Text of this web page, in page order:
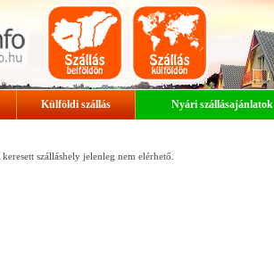
Külföldi szállás Nyári szállásajánlatok
keresett szálláshely jelenleg nem elérhető.